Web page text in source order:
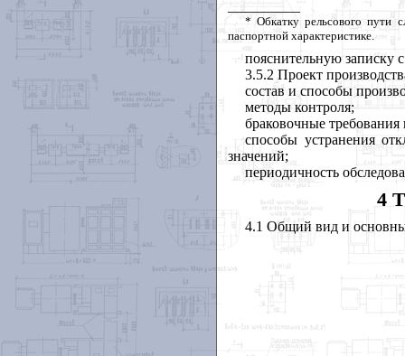
*Обкатку рельсового пути
паспортной характеристике.
пояснительную записку
3.5.2 Проект
состав и способы
методы контроля;
браковочные
способы устранения
значений;
периодичность
4
4.1 Общий вид и